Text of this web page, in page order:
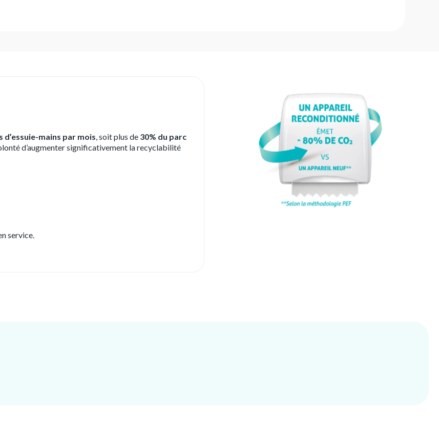
mains par mois , soit plus de 30% du parc
d’augmenter significativement la recyclabilité
service.